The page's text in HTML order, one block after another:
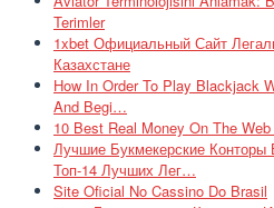
Terimler
1xbet Официальный Сайт
Казахстане
How In Order To Play Blackjack
And Begi…
10 Best Real Money On The
Лучшие Букмекерские Конторы
Топ-14 Лучших Лег…
Site Oficial No Cassino Do Brasil